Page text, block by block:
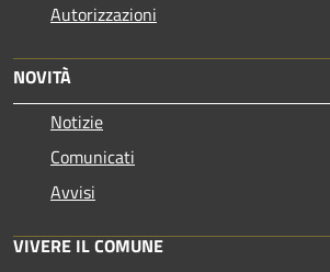
Autorizzazioni
NOVITÀ
Notizie
Comunicati
Avvisi
VIVERE IL COMUNE